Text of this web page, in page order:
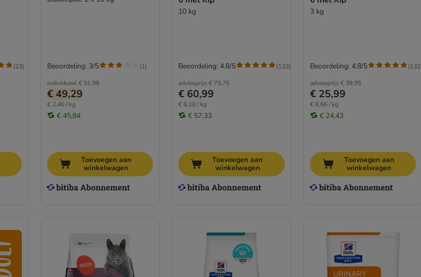
(23)
individueel € 51,98
€ 49,29
€ 2,46 / kg
€ 45,84
Beoordeling: 3/5 (1)
Toevoegen aan
winkelwagen
10 kg
adviesprijs € 79,75
€ 60,99
€ 6,10 / kg
€ 57,33
Beoordeling: 4.8/5 (132)
Toevoegen aan
winkelwagen
3 kg
adviesprijs € 39,95
€ 25,99
€ 8,66 / kg
€ 24,43
Beoordeling: 4.8/5 (132
Toevoegen aan
winkelwagen